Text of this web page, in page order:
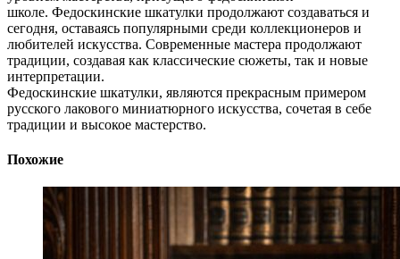
школе. Федоскинские шкатулки продолжают создаваться и
сегодня, оставаясь популярными среди коллекционеров и
любителей искусства. Современные мастера продолжают
традиции, создавая как классические сюжеты, так и новые
интерпретации.
Федоскинские шкатулки, являются прекрасным примером
русского лакового миниатюрного искусства, сочетая в себе
традиции и высокое мастерство.
Похожие